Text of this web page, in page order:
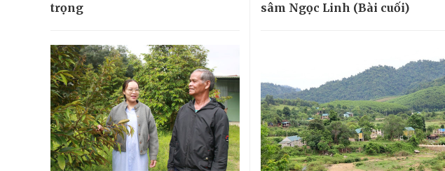
trọng
sâm Ngọc Linh (Bài cuối)